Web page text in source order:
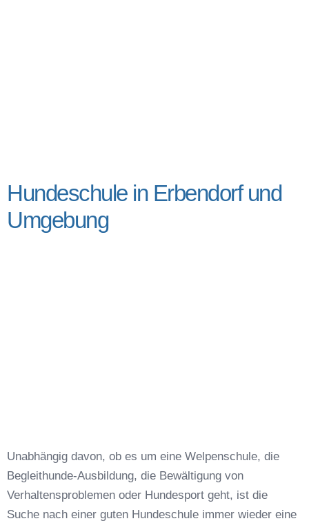
Hundeschule in Erbendorf und
Umgebung
Unabhängig davon, ob es um eine Welpenschule, die
Begleithunde-Ausbildung, die Bewältigung von
Verhaltensproblemen oder Hundesport geht, ist die
Suche nach einer guten Hundeschule immer wieder eine